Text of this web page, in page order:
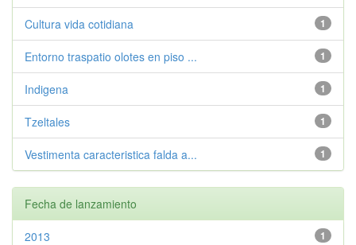
1
Cultura vida cotidiana
1
Entorno traspatio olotes en piso ...
1
Indigena
1
Tzeltales
1
Vestimenta caracteristica falda a...
Fecha de lanzamiento
1
2013